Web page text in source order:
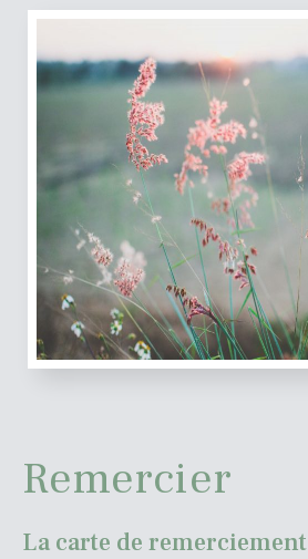
Remercier
La carte de remerciement